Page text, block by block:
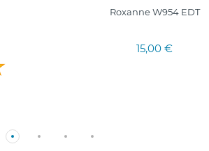
Roxanne W954 EDT
15,00 €